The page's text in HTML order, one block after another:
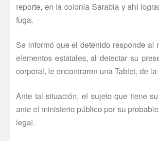
reporte, en la colonia Sarabia y ahí­
fuga.
Se informó que el detenido responde
elementos estatales, al detectar su
corporal, le encontraron una Tablet, de
Ante tal situación, el sujeto que tiene
ante el ministerio público por su
legal.